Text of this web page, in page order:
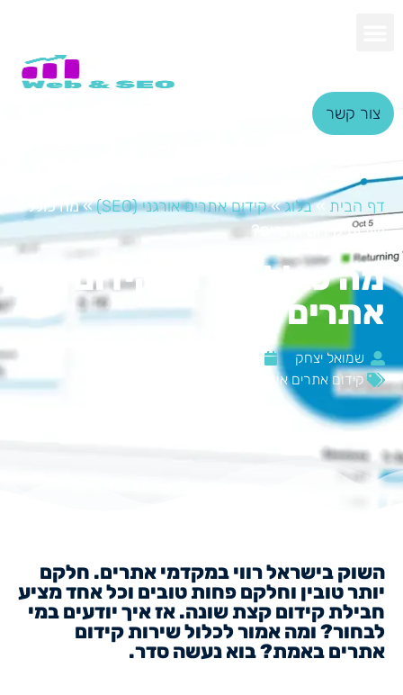
צור קשר
דף הבית »בלוג»קידום אתרים אורגני (SEO) »מה כולל
שירות קידום אתרים?
מה כולל שירות קידום
אתרים?
שמואל יצחק
קידום אתרים אורגני (SEO)
השוק בישראל רווי במקדמי אתרים. חלקם
יותר טובין וחלקם פחות טובים וכל אחד מציע
חבילת קידום קצת שונה. אז איך יודעים במי
לבחור? ומה אמור לכלול שירות קידום
אתרים באמת? בוא נעשה סדר.